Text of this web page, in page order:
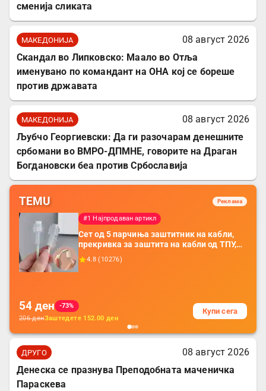
сменија сликата
МАКЕДОНИЈА
08 август 2026
Скандал во Липковско: Маало во Отља
именувано по командант на ОНА кој се бореше
против државата
МАКЕДОНИЈА
08 август 2026
Љубчо Георгиевски: Да ги разочарам денешните
србомани во ВМРО-ДПМНЕ, говорите на Драган
Богдановски беа против Србославија
TEMU Реклама
#1 Најпродаван артикл
Сет од 5 парчиња заштитник на кабли,
прекривка за заштита на кабли од ТПУ,
додатоци за заштита на кабли, без
батерија, за мобилни телефони, комплет
4.8 ( 10276)
54 ден
-73%
206денЗаштедете 152.00 ден
Купи сега
ДРУГО
08 август 2026
Денеска се празнува Преподобната маченичка
Параскева